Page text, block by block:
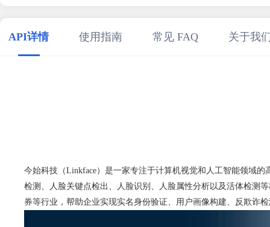
API详情 使用指南 常见 FAQ 关于我
今始科技（Linkface）是一家专注于计算机视觉和人工智能领域
检测、人脸关键点检出、人脸识别、人脸属性分析以及活体检测
券等行业，帮助企业实现实名身份验证、用户画像构建、反欺诈